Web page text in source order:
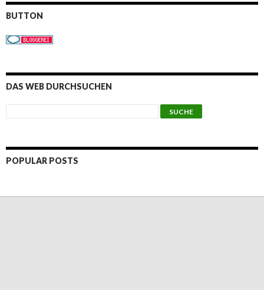
BUTTON
DAS WEB DURCHSUCHEN
POPULAR POSTS